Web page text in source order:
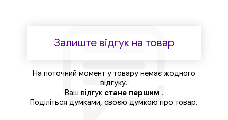
Залиште відгук на товар
На поточний момент у товару немає жодного
відгуку.
Ваш відгук стане першим .
Поділіться думками, своєю думкою про товар.